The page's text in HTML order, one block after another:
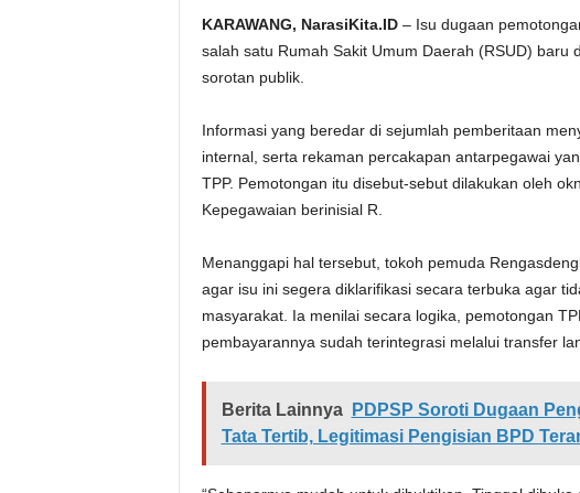
KARAWANG, NarasiKita.ID– Isu dugaan
salah satu Rumah Sakit Umum Daerah (RSUD) baru
sorotan publik.
Informasi yang beredar di sejumlah pemberitaan
internal, serta rekaman percakapan antarpegawai
TPP. Pemotongan itu disebut-sebut dilakukan oleh
Kepegawaian berinisial R.
Menanggapi hal tersebut, tokoh pemuda
agar isu ini segera diklarifikasi secara terbuka agar
masyarakat. Ia menilai secara logika, pemotongan
pembayarannya sudah terintegrasi melalui transfer
Berita Lainnya
PDPSP Soroti Dugaan
Tata Tertib, Legitimasi Pengisian BPD